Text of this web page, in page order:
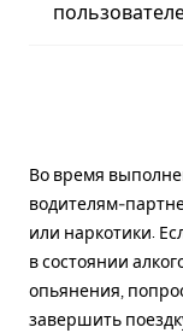
Во время
водителям-
или наркотики.
в состоянии
опьянения,
завершить